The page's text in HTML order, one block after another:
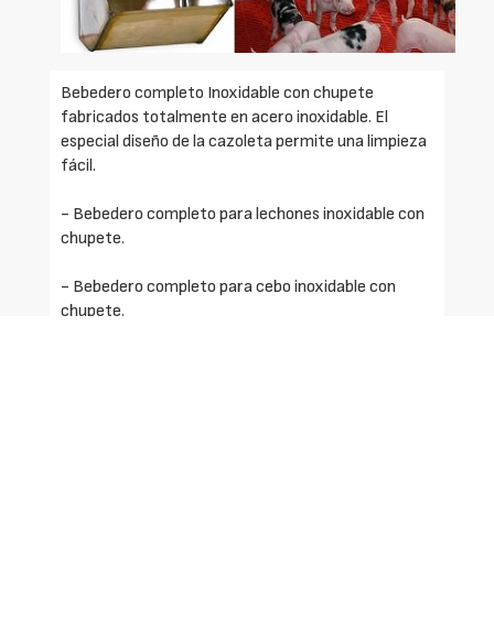
Bebedero completo Inoxidable con chupete
fabricados totalmente en acero inoxidable. El
especial diseño de la cazoleta permite una limpieza
fácil.
- Bebedero completo para lechones inoxidable con
chupete.
- Bebedero completo para cebo inoxidable con
chupete.